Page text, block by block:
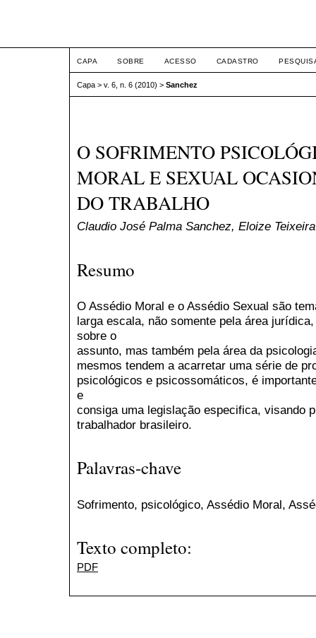
CAPA SOBRE ACESSO CADASTRO
Capa > v. 6, n. 6 (2010) > Sanchez
O SOFRIMENTO
MORAL E SEXUAL
DO TRABALHO
Claudio José Palma Sanchez, Eloize
Resumo
O Assédio Moral e o Assédio Sexual são
larga escala, não somente pela área
sobre o
assunto, mas também pela área da
mesmos tendem a acarretar uma série de
psicológicos e psicossomáticos, é
e
consiga uma legislação especifica, visando
trabalhador brasileiro.
Palavras-chave
Sofrimento, psicológico, Assédio Moral,
Texto completo:
PDF